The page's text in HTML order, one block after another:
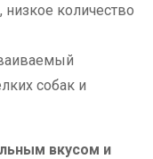
, низкое количество
собак и
вкусом и